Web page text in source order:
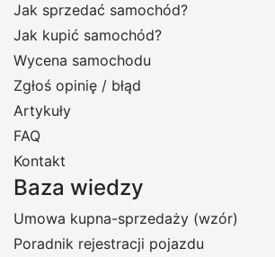
Jak sprzedać samochód?
Jak kupić samochód?
Wycena samochodu
Zgłoś opinię / błąd
Artykuły
FAQ
Kontakt
Baza wiedzy
Umowa kupna-sprzedaży (wzór)
Poradnik rejestracji pojazdu